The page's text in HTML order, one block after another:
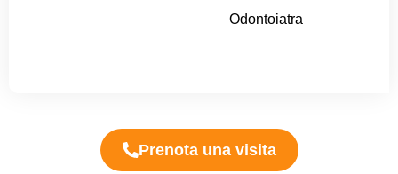
Odontoiatra
Prenota una visita